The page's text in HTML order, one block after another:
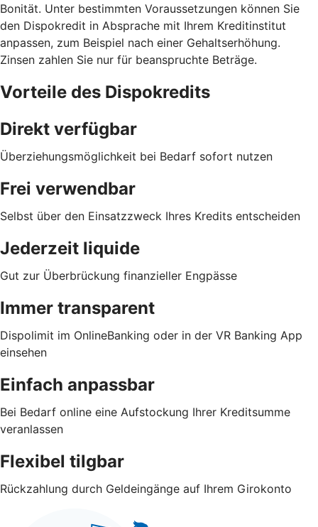
Bonität. Unter bestimmten Voraussetzungen können Sie
den Dispokredit in Absprache mit Ihrem Kreditinstitut
anpassen, zum Beispiel nach einer Gehaltserhöhung.
Zinsen zahlen Sie nur für beanspruchte Beträge.
Vorteile des Dispokredits
Direkt verfügbar
Überziehungsmöglichkeit bei Bedarf sofort nutzen
Frei verwendbar
Selbst über den Einsatzzweck Ihres Kredits entscheiden
Jederzeit liquide
Gut zur Überbrückung finanzieller Engpässe
Immer transparent
Dispolimit im OnlineBanking oder in der VR Banking App
einsehen
Einfach anpassbar
Bei Bedarf online eine Aufstockung Ihrer Kreditsumme
veranlassen
Flexibel tilgbar
Rückzahlung durch Geldeingänge auf Ihrem Girokonto